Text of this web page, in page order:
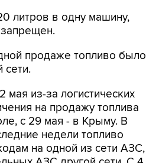
литров в одну машину,
запрещен.
продаже топливо было
сети.
мая из-за логистических
на продажу топлива
с 29 мая - в Крыму. В
недели топливо
на одной из сети АЗС,